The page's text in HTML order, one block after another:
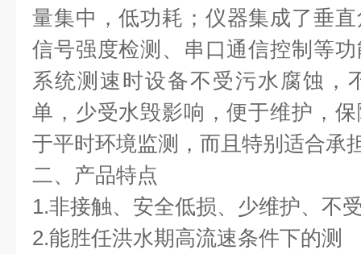
量集中，低功耗；仪器集成了垂
信号强度检测、串口通信控制等
系统测速时设备不受污水腐蚀，
单，少受水毁影响，便于维护，
于平时环境监测，而且特别适合承
二、产品特点
1.非接触、安全低损、少维护、不
2.能胜任洪水期高流速条件下的测